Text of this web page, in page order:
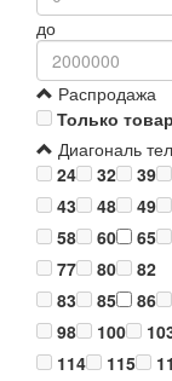
до
Распродажа
Только
Диагональ
24
32 39
43
48 49
58
60 65
77
80
82
83
85 86
98
100
114
115